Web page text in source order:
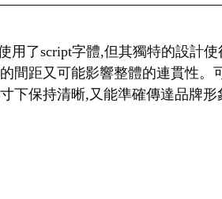
用了script字體,但其獨特的設計
間距又可能影響整體的連貫性。
下保持清晰,又能準確傳達品牌形